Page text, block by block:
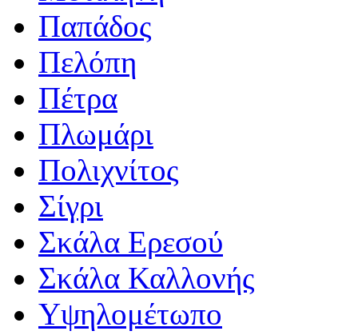
Παπάδος
Πελόπη
Πέτρα
Πλωμάρι
Πολιχνίτος
Σίγρι
Σκάλα Ερεσού
Σκάλα Καλλονής
Υψηλομέτωπο